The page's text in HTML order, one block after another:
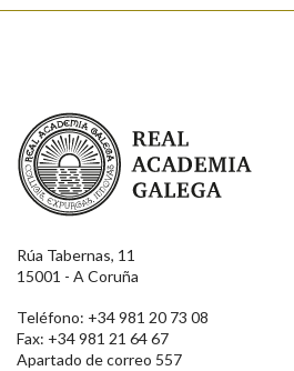
Real Academia Galega
Rúa Tabernas, 11
15001 - A Coruña
Teléfono: +34 981 20 73 08
Fax: +34 981 21 64 67
Apartado de correo 557